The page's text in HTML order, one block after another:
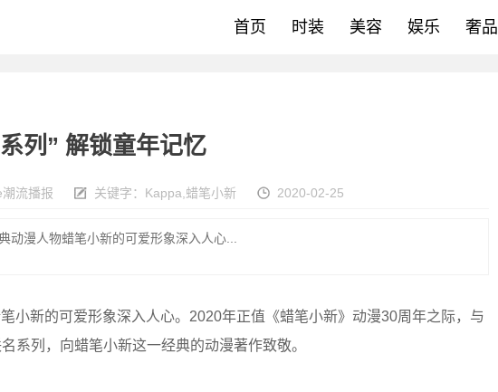
首页 时装 美容 娱乐 奢品
列” 解锁童年记忆
流播报 关键字： Kappa 蜡笔小新 2020-02-25
动漫人物蜡笔小新的可爱形象深入人心...
新的可爱形象深入人心。2020年正值《蜡笔小新》动漫30周年之际，与
系列，向蜡笔小新这一经典的动漫著作致敬。